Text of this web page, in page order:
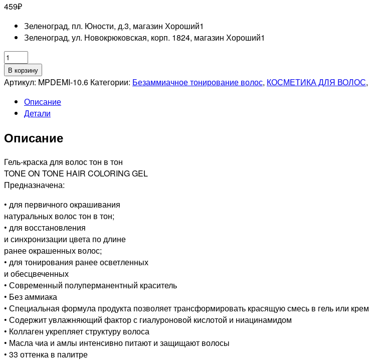
459₽
Зеленоград, пл. Юности, д.3, магазин Хороший1
Зеленоград, ул. Новокрюковская, корп. 1824, магазин Хороший1
Количество
товара
TEFIA
10/6
MYPOINT
ГЕЛЬ-
ДЛЯ
ВОЛОС
ЭКСТРА
БЛОНДИН
МАХАГОНОВЫЙ,
60мл
В корзину
Артикул: MPDEMI-10.6 Категории: Безаммиачное тонирование волос, КОСМЕТИКА ДЛЯ ВОЛОС,
Описание
Детали
Описание
Гель-краска для волос тон в тон
TONE ON TONE HAIR COLORING GEL
Предназначена:
• для первичного окрашивания
натуральных волос тон в тон;
• для восстановления
и синхронизации цвета по длине
ранее окрашенных волос;
• для тонирования ранее осветленных
и обесцвеченных
• Современный полуперманентный краситель
• Без аммиака
• Специальная формула продукта позволяет трансформировать красящую смесь в гель или крем
• Содержит увлажняющий фактор с гиалуроновой кислотой и ниацинамидом
• Коллаген укрепляет структуру волоса
• Масла чиа и амлы интенсивно питают и защищают волосы
• 33 оттенка в палитре